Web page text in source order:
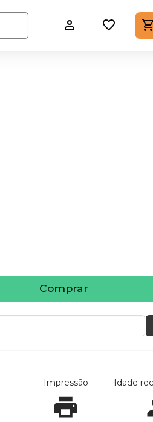
Comprar
Impressão Idade